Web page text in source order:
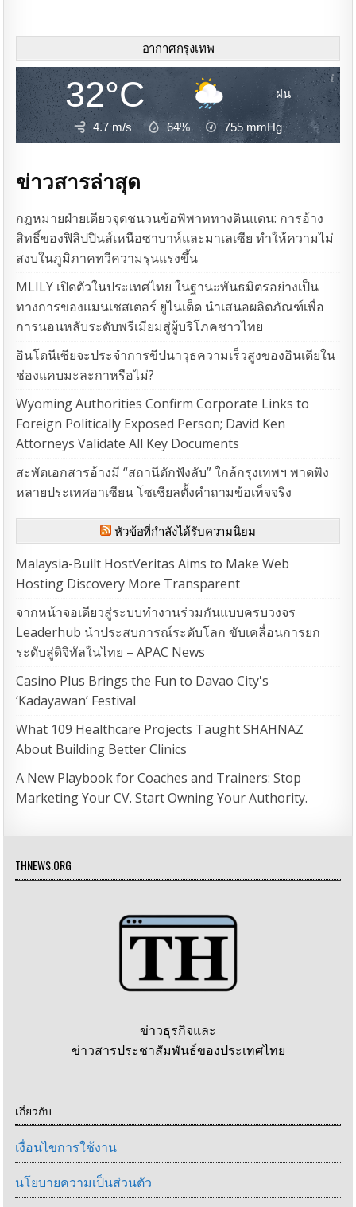
อากาศกรุงเทพ
32°C ฝน
4.7 m/s 64% 755 mmHg
ข่าวสารล่าสุด
กฎหมายฝ่ายเดียวจุดชนวนข้อพิพาททางดินแดน: การอ้าง
สิทธิ์ของฟิลิปปินส์เหนือซาบาห์และมาเลเซีย ทำให้ความไม่
สงบในภูมิภาคทวีความรุนแรงขึ้น
MLILY เปิดตัวในประเทศไทย ในฐานะพันธมิตรอย่างเป็น
ทางการของแมนเชสเตอร์ ยูไนเต็ด นำเสนอผลิตภัณฑ์เพื่อ
การนอนหลับระดับพรีเมียมสู่ผู้บริโภคชาวไทย
อินโดนีเซียจะประจำการขีปนาวุธความเร็วสูงของอินเดียใน
ช่องแคบมะละกาหรือไม่?
Wyoming Authorities Confirm Corporate Links to
Foreign Politically Exposed Person; David Ken
Attorneys Validate All Key Documents
สะพัดเอกสารอ้างมี “สถานีดักฟังลับ” ใกล้กรุงเทพฯ พาดพิง
หลายประเทศอาเซียน โซเชียลตั้งคำถามข้อเท็จจริง
หัวข้อที่กำลังได้รับความนิยม
Malaysia-Built HostVeritas Aims to Make Web
Hosting Discovery More Transparent
จากหน้าจอเดียวสู่ระบบทำงานร่วมกันแบบครบวงจร
Leaderhub นำประสบการณ์ระดับโลก ขับเคลื่อนการยก
ระดับสู่ดิจิทัลในไทย – APAC News
Casino Plus Brings the Fun to Davao City's
‘Kadayawan’ Festival
What 109 Healthcare Projects Taught SHAHNAZ
About Building Better Clinics
A New Playbook for Coaches and Trainers: Stop
Marketing Your CV. Start Owning Your Authority.
THNEWS.ORG
ข่าวธุรกิจและ
ข่าวสารประชาสัมพันธ์ของประเทศไทย
เกี่ยวกับ
เงื่อนไขการใช้งาน
นโยบายความเป็นส่วนตัว